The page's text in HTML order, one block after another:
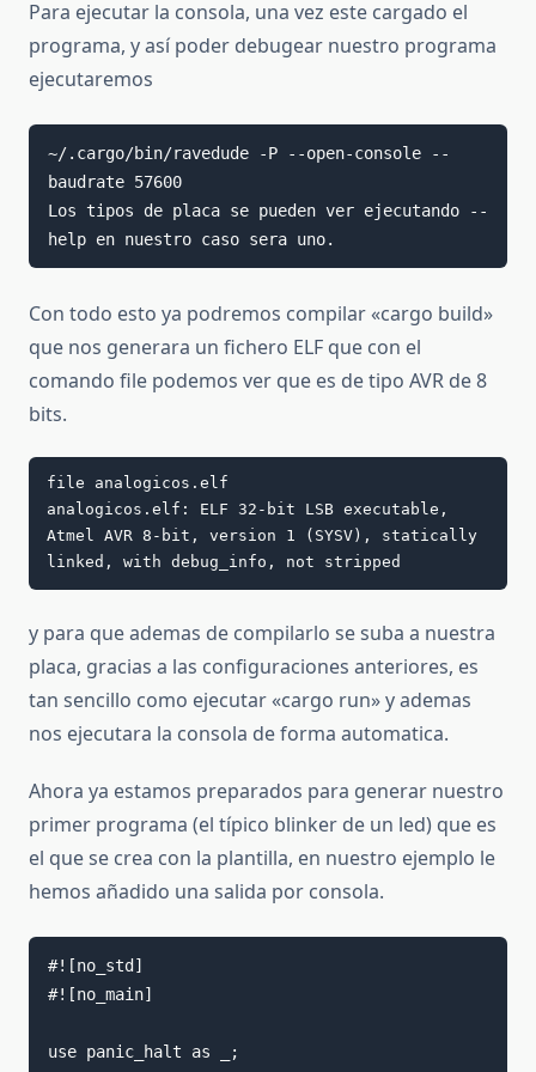
Para ejecutar la consola, una vez este cargado el
programa, y así poder debugear nuestro programa
ejecutaremos
~/.cargo/bin/ravedude -P --open-console --
baudrate 57600
Los tipos de placa se pueden ver ejecutando --
help en nuestro caso sera uno.
Con todo esto ya podremos compilar «cargo build»
que nos generara un fichero ELF que con el
comando file podemos ver que es de tipo AVR de 8
bits.
file analogicos.elf
analogicos.elf: ELF 32-bit LSB executable,
Atmel AVR 8-bit, version 1 (SYSV), statically
linked, with debug_info, not stripped
y para que ademas de compilarlo se suba a nuestra
placa, gracias a las configuraciones anteriores, es
tan sencillo como ejecutar «cargo run» y ademas
nos ejecutara la consola de forma automatica.
Ahora ya estamos preparados para generar nuestro
primer programa (el típico blinker de un led) que es
el que se crea con la plantilla, en nuestro ejemplo le
hemos añadido una salida por consola.
#![no_std]
#![no_main]
use panic_halt as _;